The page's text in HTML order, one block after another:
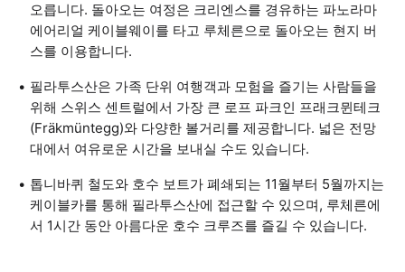
오릅니다. 돌아오는 여정은 크리엔스를 경유하는 파노라마
에어리얼 케이블웨이를 타고 루체른으로 돌아오는 현지 버
스를 이용합니다.
필라투스산은 가족 단위 여행객과 모험을 즐기는 사람들을
위해 스위스 센트럴에서 가장 큰 로프 파크인 프래크뮌테크
(Fräkmüntegg)와 다양한 볼거리를 제공합니다. 넓은 전망
대에서 여유로운 시간을 보내실 수도 있습니다.
톱니바퀴 철도와 호수 보트가 폐쇄되는 11월부터 5월까지는
케이블카를 통해 필라투스산에 접근할 수 있으며, 루체른에
서 1시간 동안 아름다운 호수 크루즈를 즐길 수 있습니다.